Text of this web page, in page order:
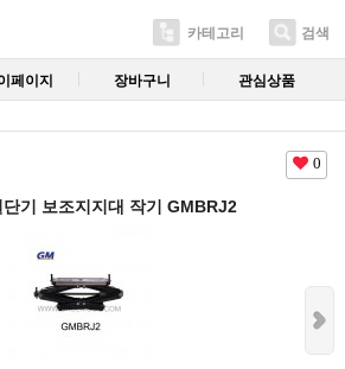
카테고리 검색
페이지 장바구니 관심상품
0
기 보조지지대 작기 GMBRJ2